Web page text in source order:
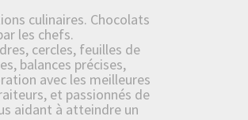
culinaires. Chocolats
les chefs.
cercles, feuilles de
balances précises,
avec les meilleures
et passionnés de
aidant à atteindre un